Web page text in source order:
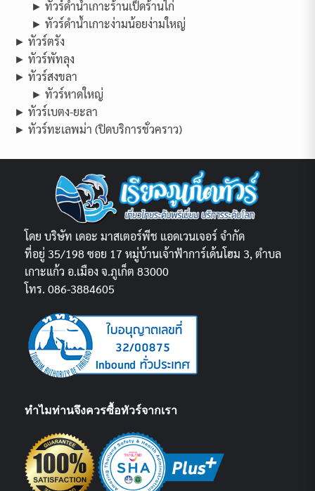
► ทัวร์ดำน้ำเกาะร้านเป็ดร้านไก่
► ทัวร์ดำน้ำเกาะง่ามน้อยง่ามใหญ่
► ทัวร์ตรัง
► ทัวร์พัทลุง
► ทัวร์สงขลา
► ทัวร์หาดใหญ่
► ทัวร์เบตง-ยะลา
► ทัวร์ทะเลพม่า (ปิดบริการชั่วคราว)
โดย บริษัท เดอะ มาสเตอร์พีช แอดเวนเจอร์ จำกัด
ที่อยู่ 35/198 ซอย 17 หมู่บ้านเจ้าฟ้าการ์เด้นโฮม 3, ตำบล
เกาะแก้ว อ.เมือง จ.ภูเก็ต 83000
โทร. 086-3884605
ทำไมท่านจึงควรซื้อทัวร์จากเรา